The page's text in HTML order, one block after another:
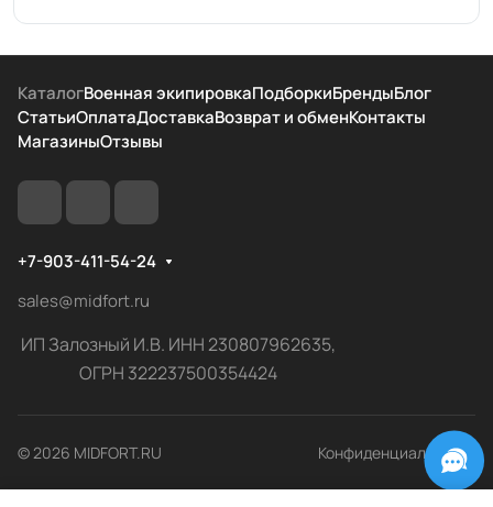
КаталогВоенная экипировкаПодборкиБрендыБлог
СтатьиОплатаДоставкаВозврат и обменКонтакты
МагазиныОтзывы
+7-903-411-54-24
sales@midfort.ru
ИП Залозный И.В. ИНН 230807962635,
ОГРН 322237500354424
© 2026 MIDFORT.RU Конфиденциальность